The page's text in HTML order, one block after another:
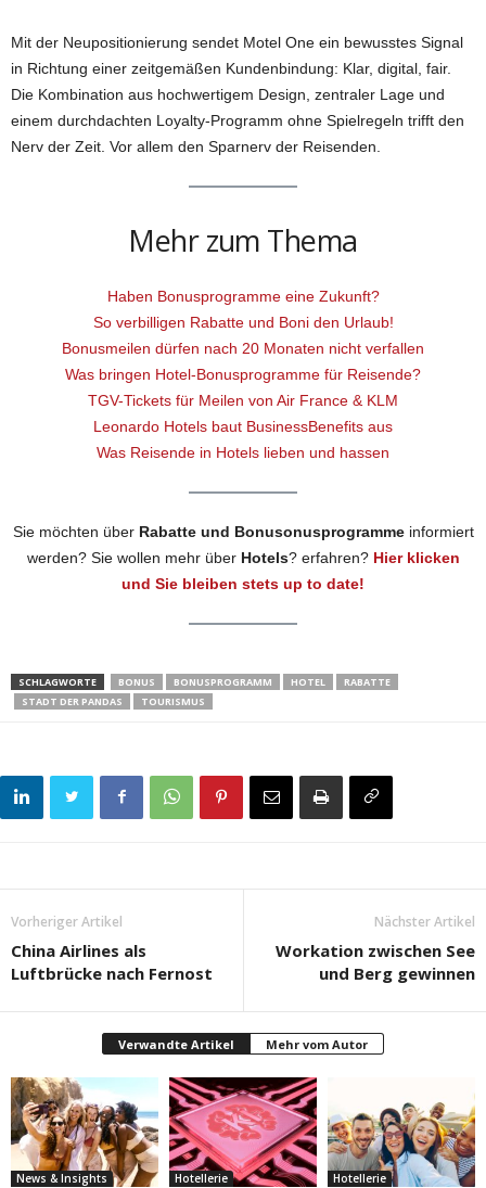
Mit der Neupositionierung sendet Motel One ein bewusstes Signal
in Richtung einer zeitgemäßen Kundenbindung: Klar, digital, fair.
Die Kombination aus hochwertigem Design, zentraler Lage und
einem durchdachten Loyalty-Programm ohne Spielregeln trifft den
Nerv der Zeit. Vor allem den Sparnerv der Reisenden.
Mehr zum Thema
Haben Bonusprogramme eine Zukunft?
So verbilligen Rabatte und Boni den Urlaub!
Bonusmeilen dürfen nach 20 Monaten nicht verfallen
Was bringen Hotel-Bonusprogramme für Reisende?
TGV-Tickets für Meilen von Air France & KLM
Leonardo Hotels baut BusinessBenefits aus
Was Reisende in Hotels lieben und hassen
Sie möchten über Rabatte und Bonusonusprogrammeinformiert
werden? Sie wollen mehr über Hotels? erfahren? Hier klicken
und Sie bleiben stets up to date!
SCHLAGWORTE BONUS BONUSPROGRAMM HOTEL
RABATTE
STADT DER PANDAS
TOURISMUS
Vorheriger Artikel
China Airlines als
Luftbrücke nach Fernost
Nächster Artikel
Workation zwischen See
und Berg gewinnen
Verwandte Artikel Mehr vom Autor
News & Insights Hotellerie Hotellerie